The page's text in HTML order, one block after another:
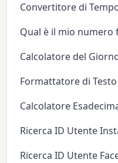
Convertitore di
Qual è il mio numero
Calcolatore del
Formattatore di Testo
Calcolatore
Ricerca ID Utente
Ricerca ID Utente